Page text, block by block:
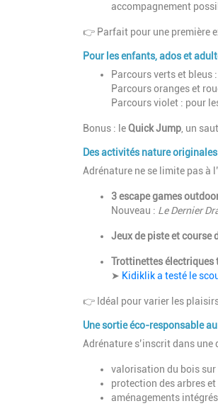
accompagnement
👉 Parfait pour une première
Pour les enfants, ados et
Parcours verts et bleus
Parcours oranges et
Parcours violet : pour
Bonus : leQuick Jump , un
Des activités nature
Adrénature ne se limite pas à
3 escape games
Nouveau : Le Dernier
Jeux de piste et course
Trottinettes
➤ Kidiklik a testé le
👉 Idéal pour varier les
Une sortie éco-responsable
Adrénature s’inscrit dans une
valorisation du bois sur
protection des arbres
aménagements